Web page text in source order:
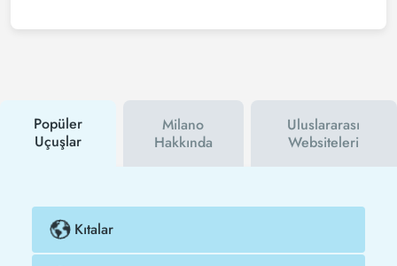
Tezfly haber bültenine üye olabilir veya Tezfly sosyal
alabilirsiniz.
Popüler
Uçuşlar
Milano
Hakkında
Uluslararası
Websiteleri
Kıtalar